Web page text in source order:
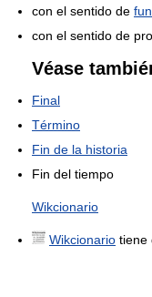
con el sentido de
con el sentido de
Véase
Final
Término
Fin de la historia
Fin del tiempo
Wikcionario
Wikcionario tiene